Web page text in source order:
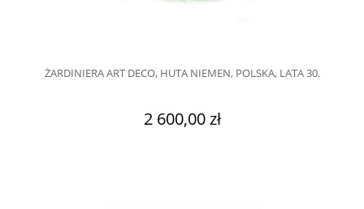
ŻARDINIERA ART DECO, HUTA NIEMEN, POLSKA, LATA 30.
2 600,00 zł